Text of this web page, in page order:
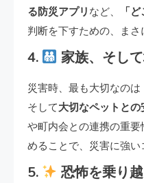
る防災アプリ など、 「
判断を下すための、まさ
4. 家族、そし
災害時、最も大切なの
そして大切なペットと
や町内会との連携の重
めることで、災害に強い
5. 恐怖を乗り